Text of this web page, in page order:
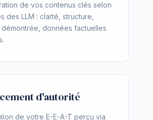
de vos contenus clés selon
des LLM : clarté, structure,
données factuelles
d'autorité
de votre E-E-A-T perçu via